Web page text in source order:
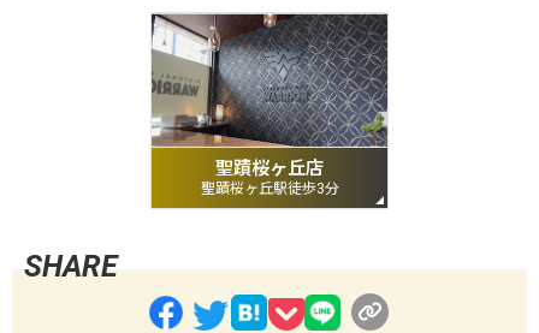
聖蹟桜ヶ丘店
聖蹟桜ヶ丘駅徒歩3分